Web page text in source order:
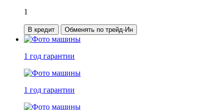
1
В кредит Обменять по трейд-Ин
1 год гарантии
1 год гарантии